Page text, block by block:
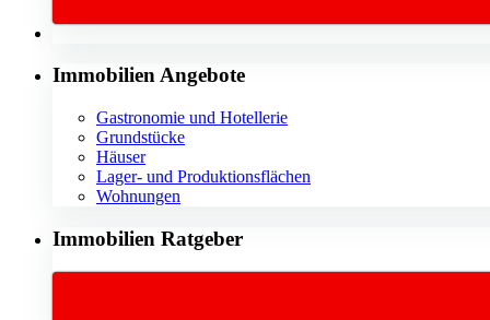
Immobilien Angebote
Gastronomie und Hotellerie
Grundstücke
Häuser
Lager- und Produktionsflächen
Wohnungen
Immobilien Ratgeber